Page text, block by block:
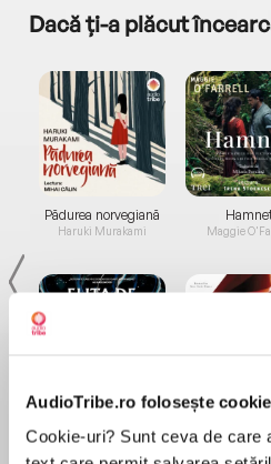
AudioTribe.ro folosește
Cookie-uri? Sunt ceva de care
Dacă ți-a plăcut
Pădurea norvegiană
Haruki Murakami
de...
Dani Francis
Maggie
la...
Lauren